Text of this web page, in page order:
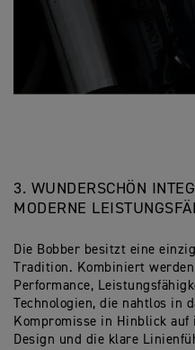
3. WUNDERSCHÖN
MODERNE
Die Bobber besitzt eine
Tradition. Kombiniert
Performance,
Technologien, die nahtlos in
Kompromisse in Hinblick auf
Design und die klare